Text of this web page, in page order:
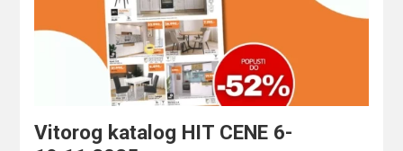
Vitorog katalog HIT CENE 6-